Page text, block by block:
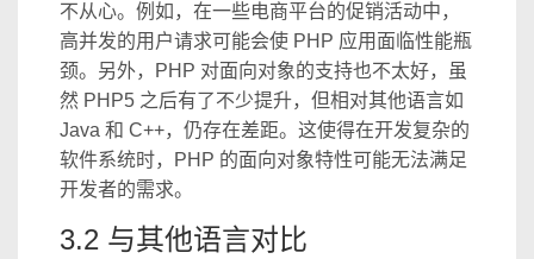
不从心。例如，在一些电商平台的促销活动中，
高并发的用户请求可能会使 PHP 应用面临性能瓶
颈。另外，PHP 对面向对象的支持也不太好，虽
然 PHP5 之后有了不少提升，但相对其他语言如
Java 和 C++，仍存在差距。这使得在开发复杂的
软件系统时，PHP 的面向对象特性可能无法满足
开发者的需求。
3.2 与其他语言对比